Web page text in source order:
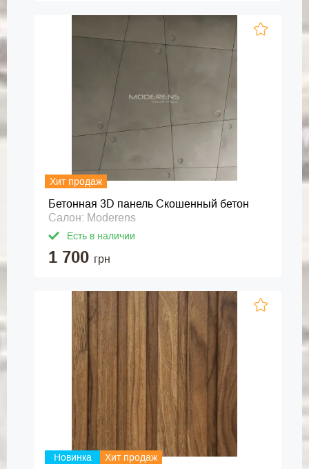
Хит продаж
Бетонная 3D панель Скошенный бетон
Салон: Moderens
Есть в наличии
1 700 грн
Новинка Хит продаж